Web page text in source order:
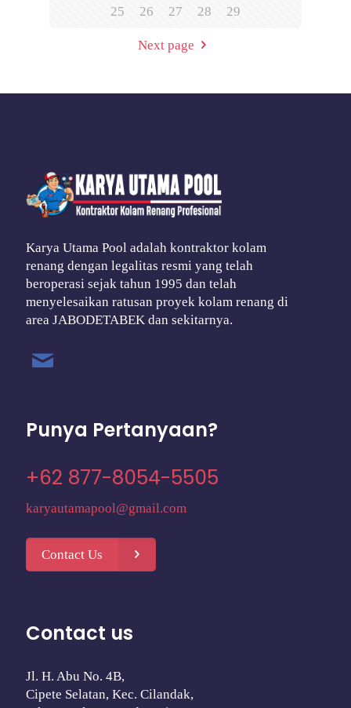
25
26 27 28 29
Next page
Karya Utama Pool adalah kontraktor kolam
renang dengan legalitas resmi yang telah
beroperasi sejak tahun 1995 dan telah
menyelesaikan ratusan proyek kolam renang di
area JABODETABEK dan sekitarnya.
Punya Pertanyaan?
+62 877-8054-5505
karyautamapool@gmail.com
Contact Us
Contact us
Jl. H. Abu No. 4B,
Cipete Selatan, Kec. Cilandak,